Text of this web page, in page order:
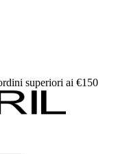
superiori ai €150